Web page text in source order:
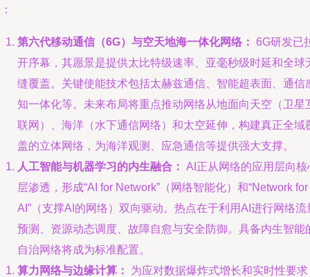
第六代移动通信（6G）与空天地海一体化网络： 6G研发已
开序幕，其愿景是提供太比特级速率、亚毫秒级时延和全球
缝覆盖。关键使能技术包括太赫兹通信、智能超表面、通信
知一体化等。未来布局将重点推动网络从地面向天空（卫星
联网）、海洋（水下通信网络）和太空延伸，构建真正全域
盖的立体网络，为海洋观测、应急通信等提供强大支撑。
人工智能与机器学习的内生融合： AI正从网络的应用层向核
层渗透，形成“AI for Network”（网络智能化）和“Network for
AI”（支撑AI的网络）双向驱动。热点在于利用AI进行网络流
预测、资源动态调度、故障自愈与安全防御。具备内生智能
自治网络将成为标准配置。
算力网络与边缘计算：
为应对数据爆炸式增长和实时性要求